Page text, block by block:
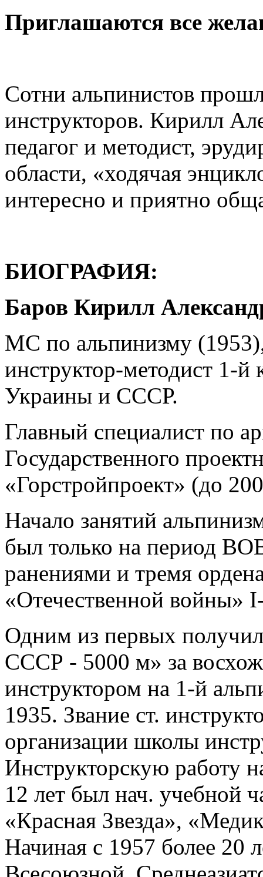
Приглашаются все
Сотни альпинистов
инструкторов. Кирилл
педагог и методист,
области, «ходячая
интересно и приятно
БИОГРАФИЯ:
Баров Кирилл
МС по альпинизму
инструктор-методист 1-й
Украины и СССР.
Главный специалист по
Государственного
«Горстройпроект» (до
Начало занятий
был только на период
ранениями и тремя
«Отечественной войны»
Одним из первых
СССР - 5000 м» за
инструктором на 1-й
1935. Звание ст.
организации школы
Инструкторскую работу
12 лет был нач. учебной
«Красная Звезда»,
Начиная с 1957 более 20